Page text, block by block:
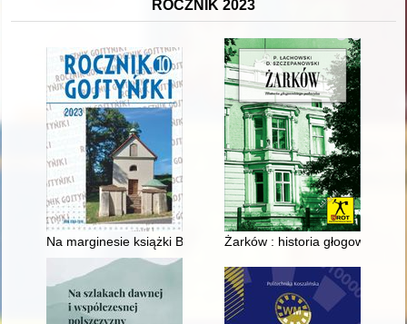
ROCZNIK 2023
Na marginesie książki Bogusława Janika "Spełnione życie
Żarków : historia głogowskiego